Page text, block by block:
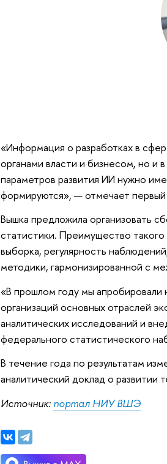
«Информация о разработках в
органами власти и бизнесом, но и
параметров развития ИИ нужно
формируются», — отмечает
Вышка предложила организовать
статистики. Преимущество
выборка, регулярность
методики, гармонизированной с
«В прошлом году мы апробировали
организаций основных отраслей
аналитических исследований и
федерального статистического
В течение года по результатам
аналитический доклад о развитии
Источник: портал НИУ ВШЭ